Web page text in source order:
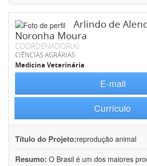
Arlindo de
Noronha Moura
COORDENADOR(A)
CIÊNCIAS AGRÁRIAS
Medicina Veterinária
E-mail
Currículo
Título do Projeto:reprodução animal
Resumo: O Brasil é um dos maiores